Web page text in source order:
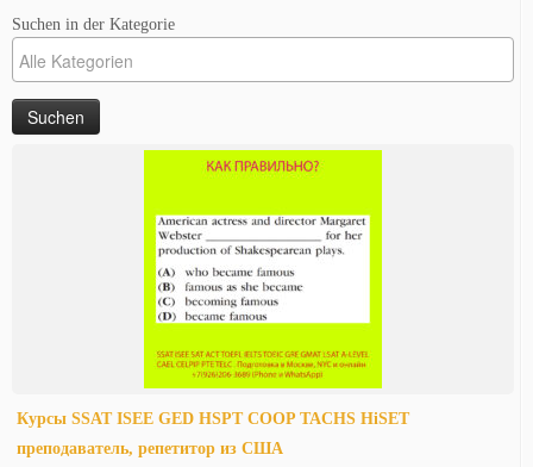
Suchen in der Kategorie
Курсы SSAT ISEE GED HSPT COOP TACHS HiSET
преподаватель, репетитор из США